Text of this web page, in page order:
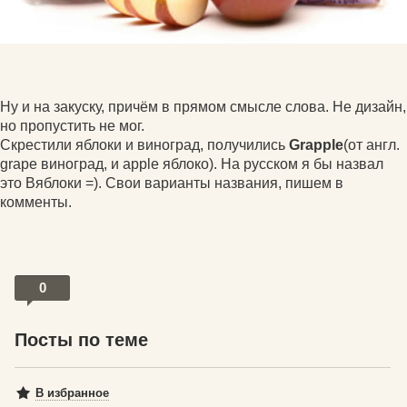
Ну и на закуску, причём в прямом смысле слова. Не дизайн,
но пропустить не мог.
Скрестили яблоки и виноград, получились Grapple(от англ.
grape виноград, и apple яблоко). На русском я бы назвал
это Вяблоки =). Свои варианты названия, пишем в
комменты.
0
Посты по теме
В избранное